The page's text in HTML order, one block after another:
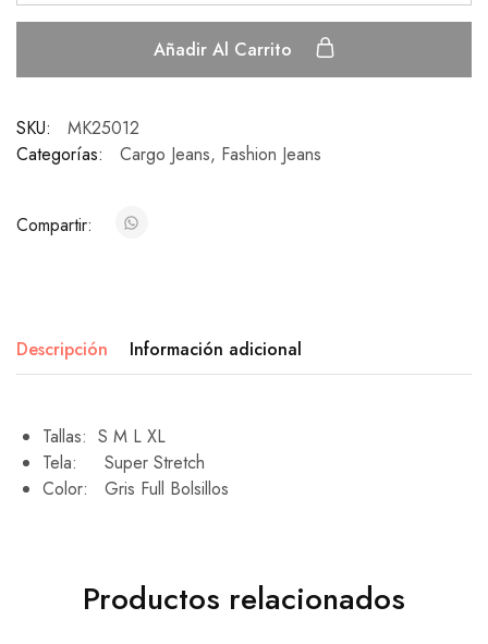
Añadir Al Carrito
SKU:
MK25012
Categorías:
Cargo Jeans, Fashion Jeans
Compartir:
Descripción Información adicional
Tallas: S M L XL
Tela: Super Stretch
Color: Gris Full Bolsillos
Productos relacionados